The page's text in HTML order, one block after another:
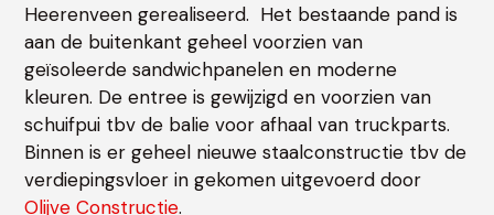
Heerenveen gerealiseerd. Het bestaande pand is
aan de buitenkant geheel voorzien van
geïsoleerde sandwichpanelen en moderne
kleuren. De entree is gewijzigd en voorzien van
schuifpui tbv de balie voor afhaal van truckparts.
Binnen is er geheel nieuwe staalconstructie tbv de
verdiepingsvloer in gekomen uitgevoerd door
Olijve Constructie.